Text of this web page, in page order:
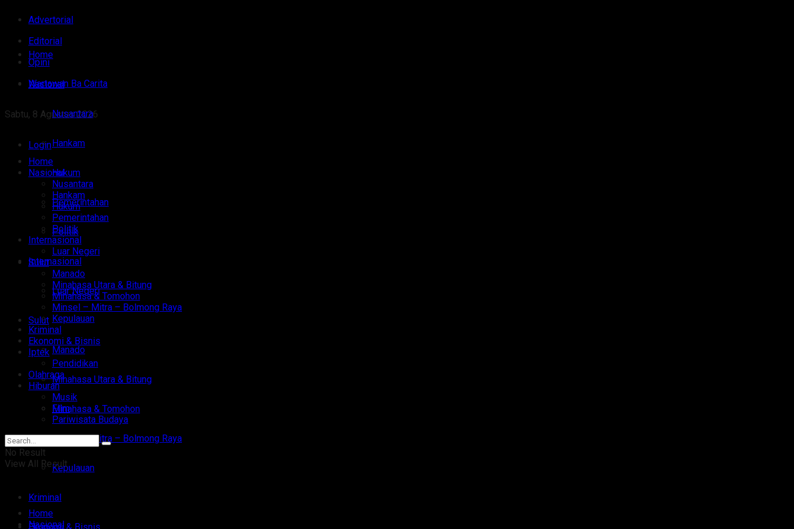
Advertorial
Editorial
Opini
Wartawan Ba Carita
Sabtu, 8 Agustus 2026
Login
Home
Nasional
Nusantara
Hankam
Hukum
Pemerintahan
Politik
Internasional
Luar Negeri
Sulut
Manado
Minahasa Utara & Bitung
Minahasa & Tomohon
Minsel – Mitra – Bolmong Raya
Kepulauan
Kriminal
Home
Nasional
Nusantara
Hankam
Hukum
Pemerintahan
Politik
Internasional
Luar Negeri
Sulut
Manado
Minahasa Utara & Bitung
Minahasa & Tomohon
Minsel – Mitra – Bolmong Raya
Kepulauan
Kriminal
Ekonomi & Bisnis
Iptek
Pendidikan
Olahraga
Hiburan
Musik
Film
Pariwisata Budaya
No Result
View All Result
Home
Nasional